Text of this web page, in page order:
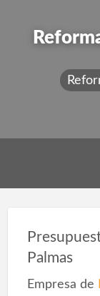
Palmas
Empresa de